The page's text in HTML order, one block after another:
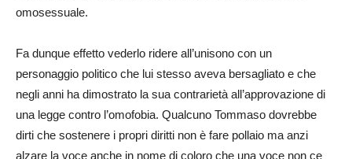
omosessuale.
Fa dunque effetto vederlo ridere all’unisono con un
personaggio politico che lui stesso aveva bersagliato e che
negli anni ha dimostrato la sua contrarietà all’approvazione di
una legge contro l’omofobia. Qualcuno Tommaso dovrebbe
dirti che sostenere i propri diritti non è fare pollaio ma anzi
alzare la voce anche in nome di coloro che una voce non ce